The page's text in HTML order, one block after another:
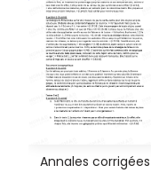
Annales corrigées